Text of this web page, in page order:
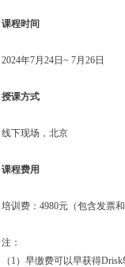
课程时间
2024年7月24日~ 7月26日
授课方式
线下现场，北京
课程费用
培训费：4980元（包含发票和
注：
（1）早缴费可以早获得